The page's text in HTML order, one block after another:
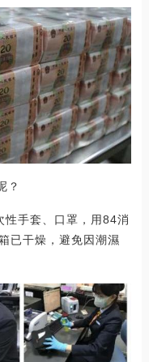
？
性手套、口罩，用84消
已干燥，避免因潮濕